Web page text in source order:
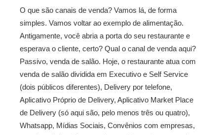
O que são canais de venda? Vamos lá, de forma
simples. Vamos voltar ao exemplo de alimentação.
Antigamente, você abria a porta do seu restaurante e
esperava o cliente, certo? Qual o canal de venda aqui?
Passivo, venda de salão. Hoje, o restaurante atua com
venda de salão dividida em Executivo e Self Service
(dois públicos diferentes), Delivery por telefone,
Aplicativo Próprio de Delivery, Aplicativo Market Place
de Delivery (só aqui são, pelo menos três ou quatro),
Whatsapp, Mídias Sociais, Convênios com empresas,